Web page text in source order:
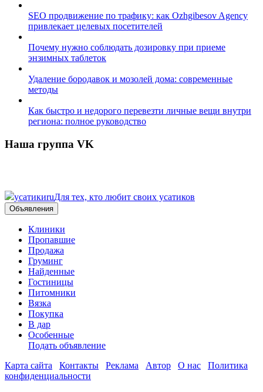
SEO продвижение по трафику: как Ozhgibesov Agency
привлекает целевых посетителей
Почему нужно соблюдать дозировку при приеме
энзимных таблеток
Удаление бородавок и мозолей дома: современные
методы
Как быстро и недорого перевезти личные вещи внутри
региона: полное руководство
Наша группа VK
усатикиruДля тех, кто любит своих усатиков
Объявления
Клиники
Пропавшие
Продажа
Груминг
Найденные
Гостиницы
Питомники
Вязка
Покупка
В дар
Особенные
Подать объявление
Карта сайта
Контакты Реклама Автор О нас
Политика
конфиденциальности